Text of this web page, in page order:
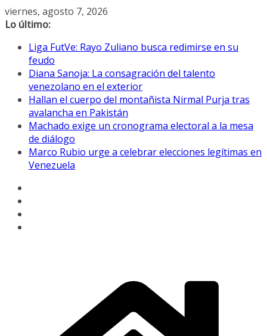
Saltar
al
viernes, agosto 7, 2026
Lo último:
Liga FutVe: Rayo Zuliano busca redimirse en su
feudo
Diana Sanoja: La consagración del talento
venezolano en el exterior
Hallan el cuerpo del montañista Nirmal Purja tras
avalancha en Pakistán
Machado exige un cronograma electoral a la mesa
de diálogo
Marco Rubio urge a celebrar elecciones legítimas en
Venezuela